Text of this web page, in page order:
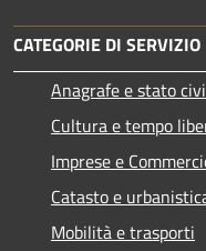
CATEGORIE DI SERVIZIO
Anagrafe e stato
Cultura e tempo
Imprese e
Catasto e
Mobilità e trasporti